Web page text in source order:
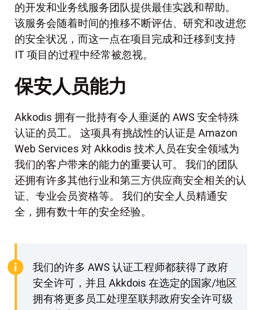
的开发和业务线服务团队提供最佳实践和帮助。
该服务会随着时间的推移不断评估、研究和改进您
的安全状况，而这一点在项目完成和迁移到支持
IT 项目的过程中经常被忽视。
保安人员能力
Akkodis 拥有一批持有令人垂涎的 AWS 安全特殊
认证的员工。 这项具有挑战性的认证是 Amazon
Web Services 对 Akkodis 技术人员在安全领域为
我们的客户带来的能力的重要认可。 我们的团队
还拥有许多其他行业和第三方供应商安全相关的认
证、专业会员资格等。 我们的安全人员精通安
全，拥有数十年的安全经验。
我们的许多 AWS 认证工程师都获得了政府
安全许可，并且 Akkdois 在选定的国家/地区
拥有将更多员工处理至联邦政府安全许可级